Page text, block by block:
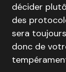
décider
des
sera
donc de